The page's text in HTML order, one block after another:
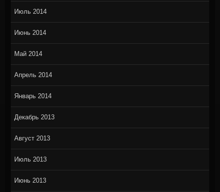
Июль 2014
Июнь 2014
Май 2014
Апрель 2014
Январь 2014
Декабрь 2013
Август 2013
Июль 2013
Июнь 2013